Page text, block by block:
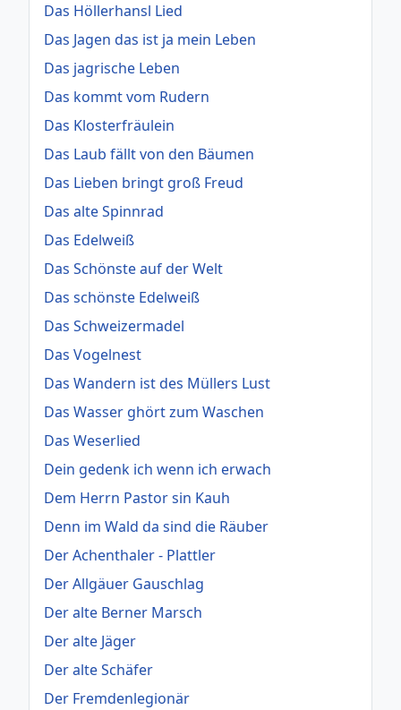
Das Höllerhansl Lied
Das Jagen das ist ja mein Leben
Das jagrische Leben
Das kommt vom Rudern
Das Klosterfräulein
Das Laub fällt von den Bäumen
Das Lieben bringt groß Freud
Das alte Spinnrad
Das Edelweiß
Das Schönste auf der Welt
Das schönste Edelweiß
Das Schweizermadel
Das Vogelnest
Das Wandern ist des Müllers Lust
Das Wasser ghört zum Waschen
Das Weserlied
Dein gedenk ich wenn ich erwach
Dem Herrn Pastor sin Kauh
Denn im Wald da sind die Räuber
Der Achenthaler - Plattler
Der Allgäuer Gauschlag
Der alte Berner Marsch
Der alte Jäger
Der alte Schäfer
Der Fremdenlegionär